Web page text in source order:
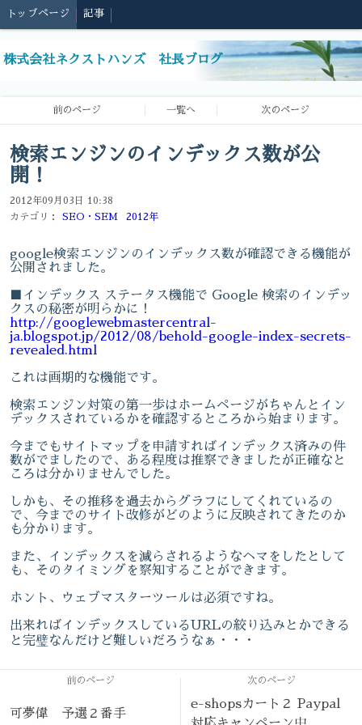
トップページ 記事
株式会社ネクストハンズ 社長ブログ
前のページ 一覧へ 次のページ
検索エンジンのインデックス数が公
開！
2012年09月03日 10:38
カテゴリ：
SEO・SEM 2012年
google検索エンジンのインデックス数が確認できる機能が
公開されました。
■インデックス ステータス機能で Google 検索のインデッ
クスの秘密が明らかに！
http://googlewebmastercentral-
ja.blogspot.jp/2012/08/behold-google-index-secrets-
revealed.html
これは画期的な機能です。
検索エンジン対策の第一歩はホームページがちゃんとイン
デックスされているかを確認するところから始まります。
今までもサイトマップを申請すればインデックス済みの件
数がでましたので、ある程度は推察できましたが正確なと
ころは分かりませんでした。
しかも、その推移を過去からグラフにしてくれているの
で、今までのサイト改修がどのように反映されてきたのか
も分かります。
また、インデックスを減らされるようなヘマをしたとして
も、そのタイミングを察知することができます。
ホント、ウェブマスターツールは必須ですね。
出来ればインデックスしているURLの絞り込みとかできる
と完璧なんだけど難しいだろうなぁ・・・
前のページ
可夢偉 予選２番手
次のページ
e-shopsカート２ Paypal